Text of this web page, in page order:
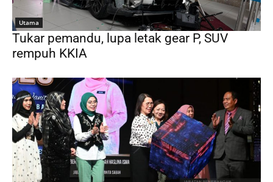
Utama
Tukar pemandu, lupa letak gear P, SUV
rempuh KKIA